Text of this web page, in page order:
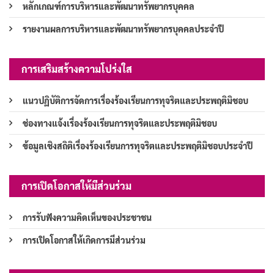
หลักเกณฑ์การบริหารและพัฒนาทรัพยากรบุคคล
รายงานผลการบริหารและพัฒนาทรัพยากรบุคคลประจำปี
การเสริมสร้างความโปร่งใส
แนวปฏิบัติการจัดการเรื่องร้องเรียนการทุจริตและประพฤติมิชอบ
ช่องทางแจ้งเรื่องร้องเรียนการทุจริตและประพฤติมิชอบ
ข้อมูลเชิงสถิติเรื่องร้องเรียนการทุจริตและประพฤติมิชอบประจำปี
การเปิดโอกาสให้มีส่วนร่วม
การรับฟังความคิดเห็นของประชาชน
การเปิดโอกาสให้เกิดการมีส่วนร่วม